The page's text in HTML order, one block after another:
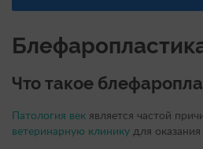
Что такое
Патология век является частой
ветеринарную клинику для